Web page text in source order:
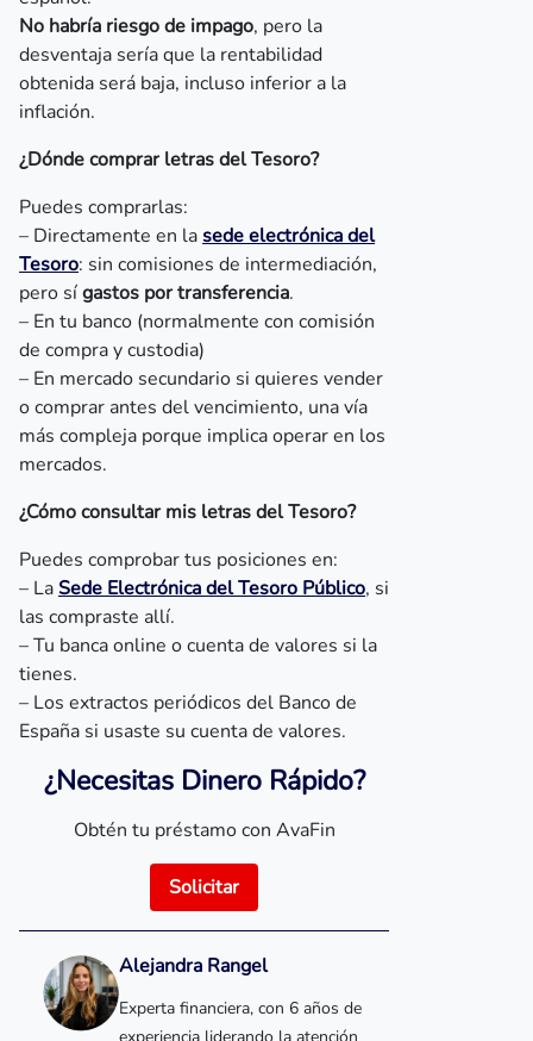
No habría riesgo de impago, pero la
desventaja sería que la rentabilidad
obtenida será baja, incluso inferior a la
inflación.
¿Dónde comprar letras del Tesoro?
Puedes comprarlas:
– Directamente en lasede electrónica del
Tesoro: sin comisiones de intermediación,
pero sígastos por transferencia.
– En tu banco (normalmente con comisión
de compra y custodia)
– En mercado secundario si quieres vender
o comprar antes del vencimiento, una vía
más compleja porque implica operar en los
mercados.
¿Cómo consultar mis letras del Tesoro?
Puedes comprobar tus posiciones en:
– LaSede Electrónica del Tesoro Público, si
las compraste allí.
– Tu banca online o cuenta de valores si la
tienes.
– Los extractos periódicos del Banco de
España si usaste su cuenta de valores.
¿Necesitas Dinero Rápido?
Obtén tu préstamo con AvaFin
Solicitar
Alejandra Rangel
Experta financiera, con 6 años de